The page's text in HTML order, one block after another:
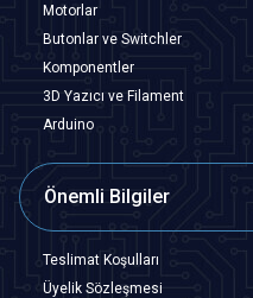
Motorlar
Butonlar ve Switchler
Komponentler
3D Yazıcı ve Filament
Arduino
Önemli Bilgiler
Teslimat Koşulları
Üyelik Sözleşmesi